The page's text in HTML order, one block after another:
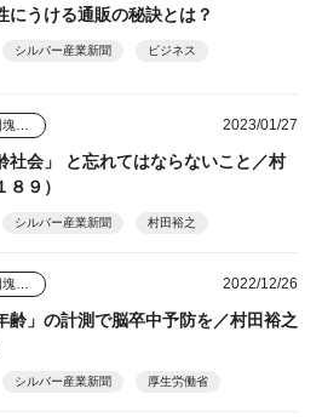
にうける通販の秘訣とは？
シルバー産業新聞 ビジネス
2023/01/27
社会」 と忘れてはならないこと／村
８９）
シルバー産業新聞 村田裕之
2022/12/26
齢」の計測で脳卒中予防を／村田裕之
シルバー産業新聞 厚生労働省